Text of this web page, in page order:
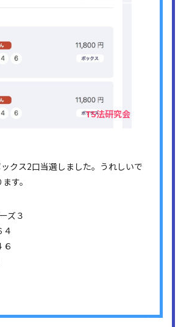
クス2口当選しました。うれしいで
す。
ズ３